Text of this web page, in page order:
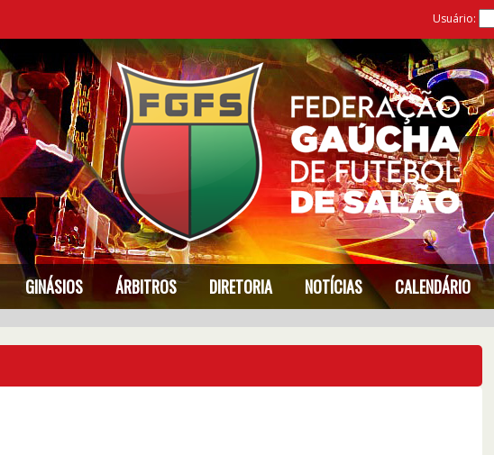
Usuário:
GINÁSIOS ÁRBITROS DIRETORIA NOTÍCIAS CALENDÁRIO